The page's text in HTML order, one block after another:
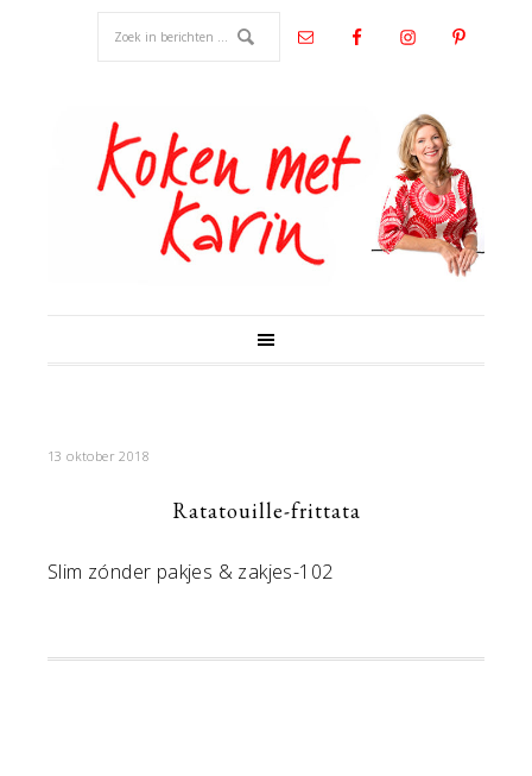
13 oktober 2018
Ratatouille-frittata
Slim zónder pakjes & zakjes-102